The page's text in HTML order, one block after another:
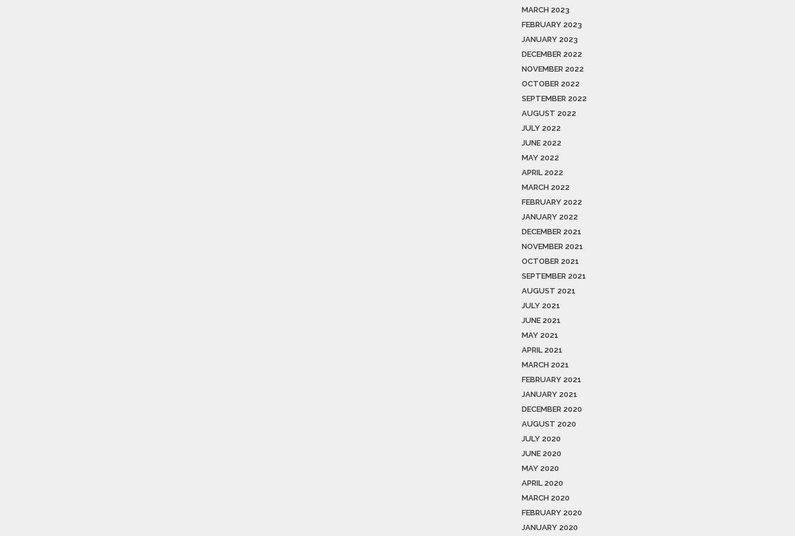
MARCH 2023
FEBRUARY 2023
JANUARY 2023
DECEMBER 2022
NOVEMBER 2022
OCTOBER 2022
SEPTEMBER 2022
AUGUST 2022
JULY 2022
JUNE 2022
MAY 2022
APRIL 2022
MARCH 2022
FEBRUARY 2022
JANUARY 2022
DECEMBER 2021
NOVEMBER 2021
OCTOBER 2021
SEPTEMBER 2021
AUGUST 2021
JULY 2021
JUNE 2021
MAY 2021
APRIL 2021
MARCH 2021
FEBRUARY 2021
JANUARY 2021
DECEMBER 2020
AUGUST 2020
JULY 2020
JUNE 2020
MAY 2020
APRIL 2020
MARCH 2020
FEBRUARY 2020
JANUARY 2020